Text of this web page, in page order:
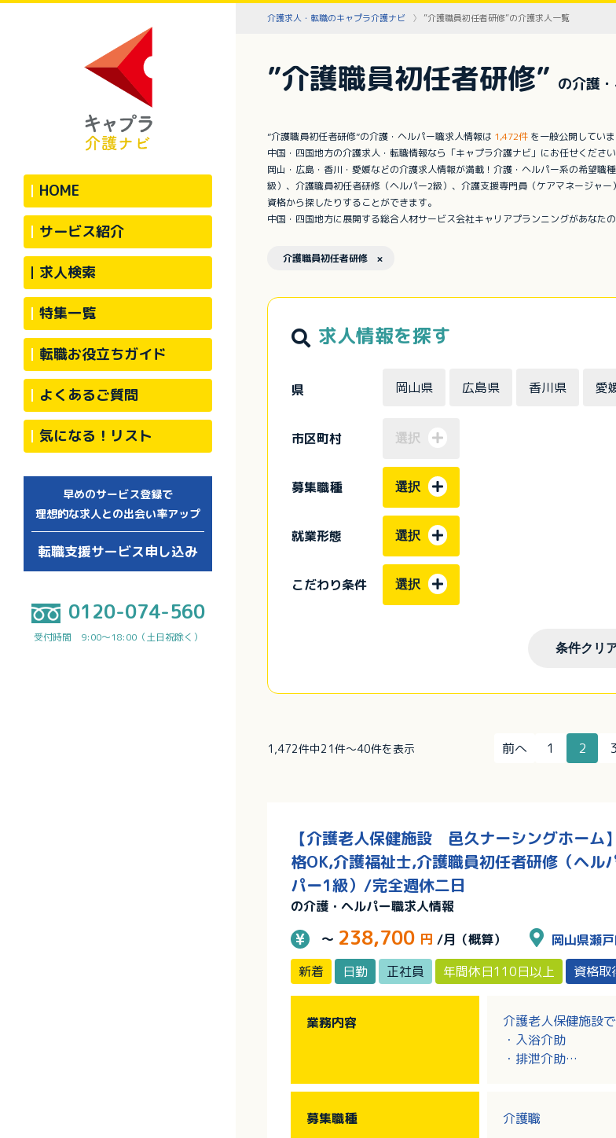
HOME
サービス紹介
求人検索
特集一覧
転職お役立ちガイド
よくあるご質問
気になる！リスト
早めのサービス登録で
理想的な求人との出会い率アップ
転職支援サービス申し込み
0120-074-560
受付時間 9:00～18:00（土日祝除く）
介護求人・転職のキャプラ介護ナビ ”介護職員初任者研修”の介護求人一覧
”介護職員初任者研修” の介護
”介護職員初任者研修”の介護・ヘルパー職求人情報は 1,472件 を一般公開していま
中国・四国地方の介護求人・転職情報なら「キャプラ介護ナビ」にお任せください
岡山・広島・香川・愛媛などの介護求人情報が満載！介護・ヘルパー系の希望
級）、介護職員初任者研修（ヘルパー2級）、介護支援専門員（ケアマネージャ
資格から探したりすることができます。
中国・四国地方に展開する総合人材サービス会社キャリアプランニングがあなた
介護職員初任者研修 ×
求人情報を探す
県 岡山県 広島県 香川県 愛
市区町村 選択
募集職種 選択
就業形態 選択
こだわり条件 選択
条件クリ
1,472件中21件～40件を表示 前へ 1 2 3
【介護老人保健施設 邑久ナーシングホー
格OK,介護福祉士,介護職員初任者研修（ヘ
パー1級）/完全週休二日
の介護・ヘルパー職求人情報
～ 238,700 円 /月（概算）
岡山県瀬
新着
日勤 正社員 年間休日110日以上 資格取
業務内容
介護老人保健施設
・入浴介助
・排泄介助
・記録 等
募集職種 介護職